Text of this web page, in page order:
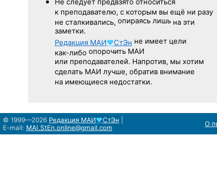
Не следуетпредвзято относиться
к преподавателю, с которым вы ещё ни разу
не сталкивались, опираясь лишь на эти
заметки.
Редакция МАИ♥СтЭн не имеет цели
как-либо опорочить МАИ
или преподавателей. Напротив, мы хотим
сделать МАИ лучше, обратив внимание
на имеющиеся недостатки.
© 1999—2026 Редакция МАИ♥СтЭн
E-mail: MAI.StEn.online@gmail.com О